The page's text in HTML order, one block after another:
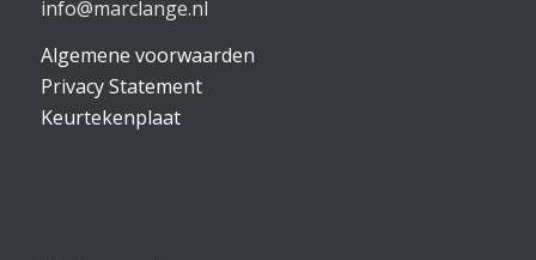
info@marclange.nl
Algemene voorwaarden
Privacy Statement
Keurtekenplaat